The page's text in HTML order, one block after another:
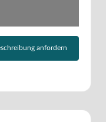
anfordern